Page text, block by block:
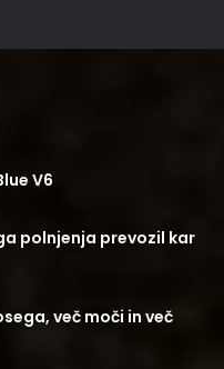
V6
polnjenja prevozil kar
več moči in več